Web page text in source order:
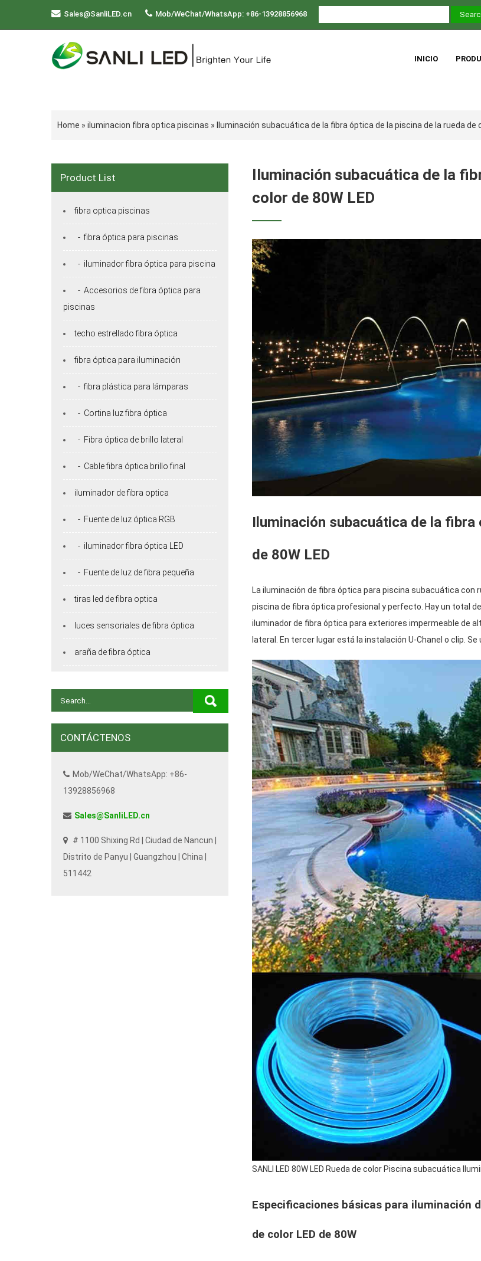
Sales@SanliLED.cn Mob/WeChat/WhatsApp: +86-13928856968
INICIO
Home » iluminacion fibra optica piscinas » Iluminación subacuática de la fibra óptica de la piscina de la rueda de
Iluminación subacuática de la
color de 80W LED
Iluminación subacuática de la
de 80W LED
La iluminación de fibra óptica para piscina subacuática con
piscina de fibra óptica profesional y perfecto. Hay un total
iluminador de fibra óptica para exteriores impermeable de
lateral. En tercer lugar está la instalación U-Chanel o clip.
SANLI LED 80W LED Rueda de color Piscina subacuática
Especificaciones básicas para iluminación
de color LED de 80W
Product List
fibra optica piscinas
- fibra óptica para piscinas
- iluminador fibra óptica para piscina
- Accesorios de fibra óptica para
piscinas
techo estrellado fibra óptica
fibra óptica para iluminación
- fibra plástica para lámparas
- Cortina luz fibra óptica
- Fibra óptica de brillo lateral
- Cable fibra óptica brillo final
iluminador de fibra optica
- Fuente de luz óptica RGB
- iluminador fibra óptica LED
- Fuente de luz de fibra pequeña
tiras led de fibra optica
luces sensoriales de fibra óptica
araña de fibra óptica
CONTÁCTENOS
Mob/WeChat/WhatsApp: +86-
13928856968
Sales@SanliLED.cn
# 1100 Shixing Rd | Ciudad de Nancun |
Distrito de Panyu | Guangzhou | China |
511442